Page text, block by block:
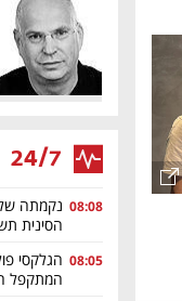
24/7
08:08
הסינית
08:05 הגלקסי
המתקפל